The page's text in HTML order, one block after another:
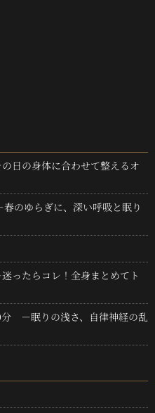
日の身体に合わせて整えるオ
春のゆらぎに、深い呼吸と眠り
ったらコレ！全身まとめてト
分 －眠りの浅さ、自律神経の乱